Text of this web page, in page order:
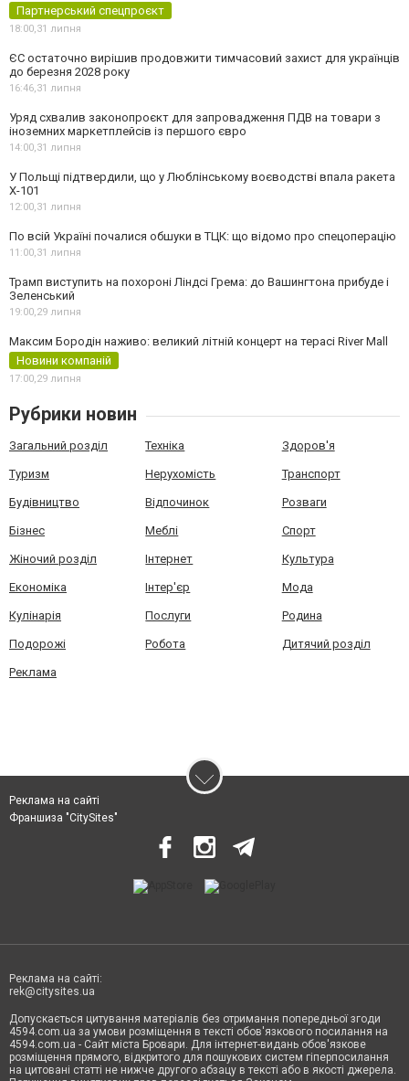
Партнерський спецпроєкт
18:00,31 липня
ЄС остаточно вирішив продовжити тимчасовий захист для українців
до березня 2028 року
16:46,31 липня
Уряд схвалив законопроєкт для запровадження ПДВ на товари з
іноземних маркетплейсів із першого євро
14:00,31 липня
У Польщі підтвердили, що у Люблінському воєводстві впала ракета
Х-101
12:00,31 липня
По всій Україні почалися обшуки в ТЦК: що відомо про спецоперацію
11:00,31 липня
Трамп виступить на похороні Ліндсі Грема: до Вашингтона прибуде і
Зеленський
19:00,29 липня
Максим Бородін наживо: великий літній концерт на терасі River Mall
Новини компаній
17:00,29 липня
Рубрики новин
Загальний розділ Техніка Здоров'я
Туризм Нерухомість Транспорт
Будівництво Відпочинок Розваги
Бізнес Меблі Спорт
Жіночий розділ Інтернет Культура
Економіка Інтер'єр Мода
Кулінарія Послуги Родина
Подорожі Робота Дитячий розділ
Реклама
Реклама на сайті
Франшиза "CitySites"
Реклама на сайті:
rek@citysites.ua
Допускається цитування матеріалів без отримання попередньої згоди
4594.com.ua за умови розміщення в тексті обов'язкового посилання на
4594.com.ua - Сайт міста Бровари. Для інтернет-видань обов'язкове
розміщення прямого, відкритого для пошукових систем гіперпосилання
на цитовані статті не нижче другого абзацу в тексті або в якості джерела.